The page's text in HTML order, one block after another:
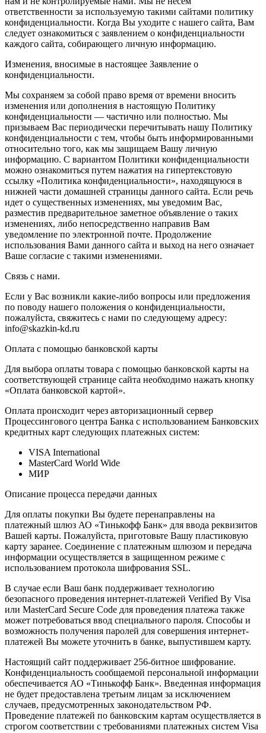
ответственности за используемую такими сайтами политику
конфиденциальности. Когда Вы уходите с нашего сайта, Вам
следует ознакомиться с заявлением о конфиденциальности
каждого сайта, собирающего личную информацию.
Изменения, вносимые в настоящее Заявление о
конфиденциальности.
Мы сохраняем за собой право время от времени вносить
изменения или дополнения в настоящую Политику
конфиденциальности — частично или полностью. Мы
призываем Вас периодически перечитывать нашу Политику
конфиденциальности с тем, чтобы быть информированными
относительно того, как мы защищаем Вашу личную
информацию. С вариантом Политики конфиденциальности
можно ознакомиться путем нажатия на гипертекстовую
ссылку «Политика конфиденциальности», находящуюся в
нижней части домашней страницы данного сайта. Если речь
идет о существенных изменениях, мы уведомим Вас,
разместив предварительное заметное объявление о таких
изменениях, либо непосредственно направив Вам
уведомление по электронной почте. Продолжение
использования Вами данного сайта и выход на него означает
Ваше согласие с такими изменениями.
Связь с нами.
Если у Вас возникли какие-либо вопросы или предложения
по поводу нашего положения о конфиденциальности,
пожалуйста, свяжитесь с нами по следующему адресу:
info@skazkin-kd.ru
Оплата с помощью банковской карты
Для выбора оплаты товара с помощью банковской карты на
соответствующей странице сайта необходимо нажать кнопку
«Оплата банковской картой».
Оплата происходит через авторизационный сервер
Процессингового центра Банка с использованием Банковских
кредитных карт следующих платежных систем:
VISA International
MasterCard World Wide
МИР
Описание процесса передачи данных
Для оплаты покупки Вы будете перенаправлены на
платежный шлюз АО «Тинькофф Банк» для ввода реквизитов
Вашей карты. Пожалуйста, приготовьте Вашу пластиковую
карту заранее. Соединение с платежным шлюзом и передача
информации осуществляется в защищенном режиме с
использованием протокола шифрования SSL.
В случае если Ваш банк поддерживает технологию
безопасного проведения интернет-платежей Verified By Visa
или MasterCard Secure Code для проведения платежа также
может потребоваться ввод специального пароля. Способы и
возможность получения паролей для совершения интернет-
платежей Вы можете уточнить в банке, выпустившем карту.
Настоящий сайт поддерживает 256-битное шифрование.
Конфиденциальность сообщаемой персональной информации
обеспечивается АО «Тинькофф Банк». Введенная информация
не будет предоставлена третьим лицам за исключением
случаев, предусмотренных законодательством РФ.
Проведение платежей по банковским картам осуществляется в
строгом соответствии с требованиями платежных систем Visa